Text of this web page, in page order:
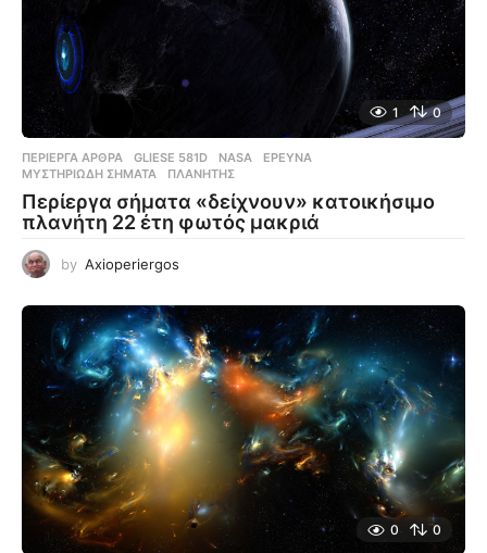
1 0
ΠΕΡΊΕΡΓΑ ΆΡΘΡΑ GLIESE 581D ,NASA ,ΈΡΕΥΝΑ
ΜΥΣΤΗΡΙΏΔΗ ΣΉΜΑΤΑ
,ΠΛΑΝΉΤΗΣ
Περίεργα σήματα «δείχνουν» κατοικήσιμο
πλανήτη 22 έτη φωτός μακριά
by Axioperiergos
0 0